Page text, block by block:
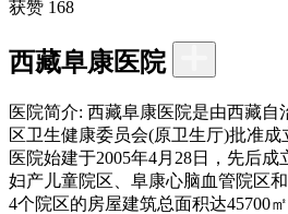
获赞 168
西藏阜康医院
医院简介: 西藏阜康医院是由西藏自
区卫生健康委员会(原卫生厅)批准成
医院始建于2005年4月28日，先后
妇产儿童院区、阜康心脑血管院区
4个院区的房屋建筑总面积达45700